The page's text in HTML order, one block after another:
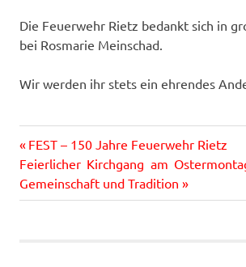
Die Feuerwehr Rietz bedankt sich in
bei Rosmarie Meinschad.
Wir werden ihr stets ein ehrendes
Beitragsnavigation
Vorheriger
Beitrag:
FEST – 150 Jahre Feuerwehr Rietz
Nächster
Beitrag:
Feierlicher Kirchgang am
Gemeinschaft und Tradition